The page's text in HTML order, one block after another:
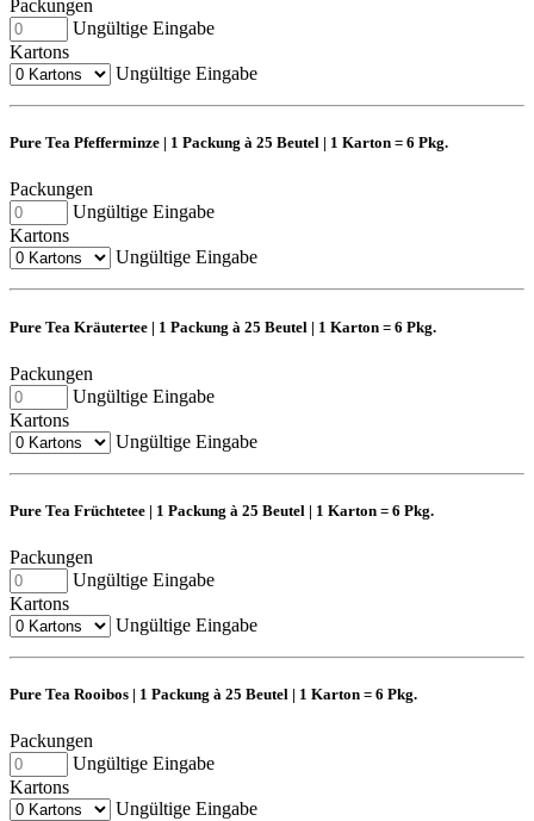
Packungen
Ungültige Eingabe
Kartons
Ungültige Eingabe
Pure Tea Pfefferminze | 1 Packung à 25 Beutel | 1 Karton = 6 Pkg.
Packungen
Ungültige Eingabe
Kartons
Ungültige Eingabe
Pure Tea Kräutertee | 1 Packung à 25 Beutel | 1 Karton = 6 Pkg.
Packungen
Ungültige Eingabe
Kartons
Ungültige Eingabe
Pure Tea Früchtetee | 1 Packung à 25 Beutel | 1 Karton = 6 Pkg.
Packungen
Ungültige Eingabe
Kartons
Ungültige Eingabe
Pure Tea Rooibos | 1 Packung à 25 Beutel | 1 Karton = 6 Pkg.
Packungen
Ungültige Eingabe
Kartons
Ungültige Eingabe